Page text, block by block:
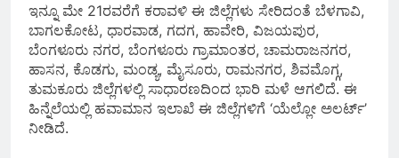
ಇನ್ನೂ ಮೇ 21ರವರೆಗೆ ಕರಾವಳಿ ಈ ಜಿಲ್ಲೆಗಳು ಸೇರಿದಂತೆ ಬೆಳಗಾವಿ,
ಬಾಗಲಕೋಟ, ಧಾರವಾಡ, ಗದಗ, ಹಾವೇರಿ, ವಿಜಯಪುರ,
ಬೆಂಗಳೂರು ನಗರ, ಬೆಂಗಳೂರು ಗ್ರಾಮಾಂತರ, ಚಾಮರಾಜನಗರ,
ಹಾಸನ, ಕೊಡಗು, ಮಂಡ್ಯ, ಮೈಸೂರು, ರಾಮನಗರ, ಶಿವಮೊಗ್ಗ,
ತುಮಕೂರು ಜಿಲ್ಲೆಗಳಲ್ಲಿ ಸಾಧಾರಣದಿಂದ ಭಾರಿ ಮಳೆ ಆಗಲಿದೆ. ಈ
ಹಿನ್ನೆಲೆಯಲ್ಲಿ ಹವಾಮಾನ ಇಲಾಖೆ ಈ ಜಿಲ್ಲೆಗಳಿಗೆ ‘ಯೆಲ್ಲೋ ಅಲರ್ಟ್’
ನೀಡಿದೆ.